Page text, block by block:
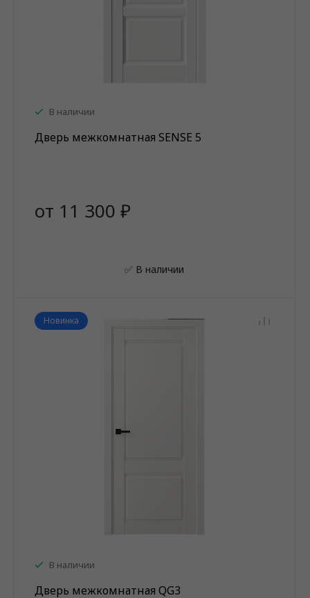
В наличии
Дверь межкомнатная SENSE 5
от 11 300 ₽
✅ В наличии
Новинка
В наличии
Дверь межкомнатная QG3